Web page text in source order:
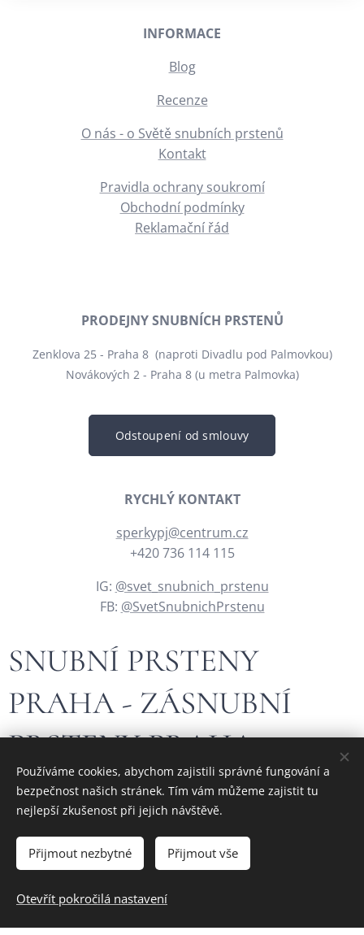
INFORMACE
Blog
Recenze
O nás - o Světě snubních prstenů
Kontakt
Pravidla ochrany soukromí
Obchodní podmínky
Reklamační řád
PRODEJNY SNUBNÍCH PRSTENŮ
Zenklova 25 - Praha 8 (naproti Divadlu pod Palmovkou)
Novákových 2 - Praha 8 (u metra Palmovka)
Odstoupení od smlouvy
RYCHLÝ KONTAKT
sperkypj@centrum.cz
+420 736 114 115
IG: @svet_snubnich_prstenu
FB: @SvetSnubnichPrstenu
SNUBNÍ PRSTENY
PRAHA - ZÁSNUBNÍ
PRSTENY PRAHA
Hledáte krásný, jedinečný nebo originální zlatý šperk?
Navštivte stránky našehorodinného českého zlatnictví - České
zlatnictví Jelíneka vyberte si ten pravý.
Vytvořeno službou
Používáme cookies, abychom zajistili správné fungování a
bezpečnost našich stránek. Tím vám můžeme zajistit tu
nejlepší zkušenost při jejich návštěvě.
Přijmout nezbytné Přijmout vše
Otevřít pokročilá nastavení